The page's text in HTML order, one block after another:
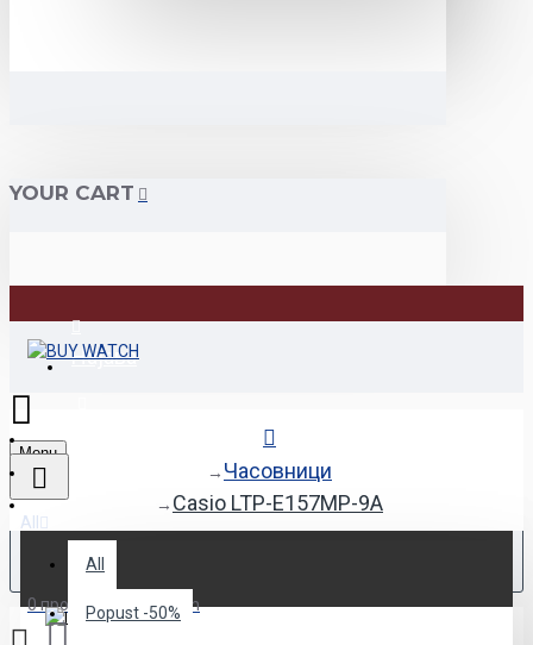
YOUR CART
Најава
Menu
All
All
Popust -50%
0 продукт(и) - 0.00den
Часовници
Casio LTP-Е157МР-9А